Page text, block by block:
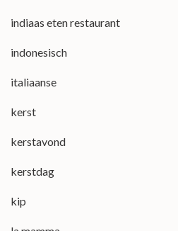
indiaas eten restaurant
indonesisch
italiaanse
kerst
kerstavond
kerstdag
kip